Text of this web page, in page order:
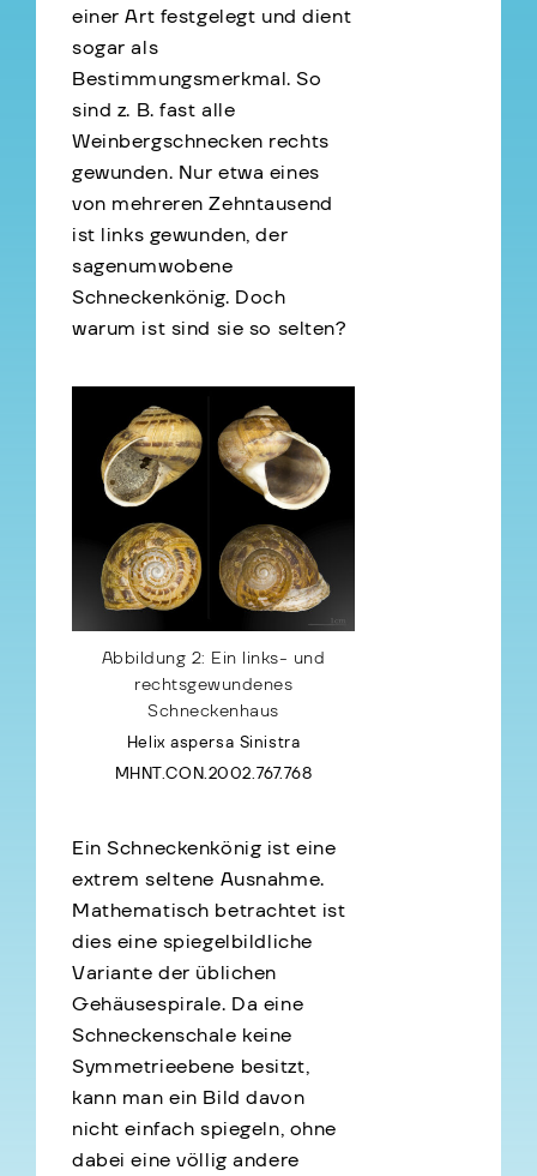
einer Art festgelegt und dient
sogar als
Bestimmungsmerkmal. So
sind z. B. fast alle
Weinbergschnecken rechts
gewunden. Nur etwa eines
von mehreren Zehntausend
ist links gewunden, der
sagenumwobene
Schneckenkönig. Doch
warum ist sind sie so selten?
Abbildung 2: Ein links- und
rechtsgewundenes
Schneckenhaus
Helix aspersa Sinistra
MHNT.CON.2002.767.768
Ein Schneckenkönig ist eine
extrem seltene Ausnahme.
Mathematisch betrachtet ist
dies eine spiegelbildliche
Variante der üblichen
Gehäusespirale. Da eine
Schneckenschale keine
Symmetrieebene besitzt,
kann man ein Bild davon
nicht einfach spiegeln, ohne
dabei eine völlig andere